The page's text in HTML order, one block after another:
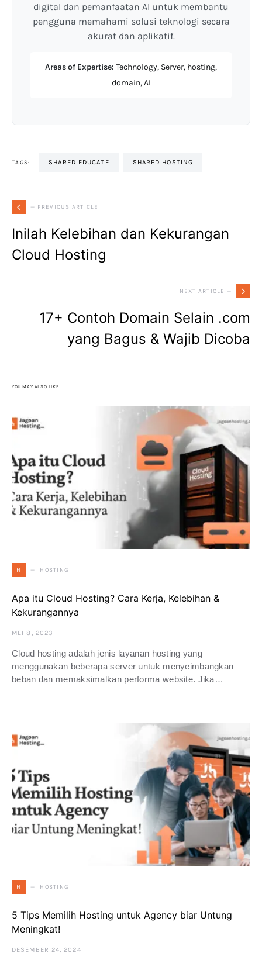
digital dan pemanfaatan AI untuk membantu
pengguna memahami solusi teknologi secara
akurat dan aplikatif.
Areas of Expertise: Technology, Server, hosting,
domain, AI
TAGS: SHARED EDUCATE SHARED HOSTING
— PREVIOUS ARTICLE
Inilah Kelebihan dan Kekurangan
Cloud Hosting
NEXT ARTICLE —
17+ Contoh Domain Selain .com
yang Bagus & Wajib Dicoba
YOU MAY ALSO LIKE
H HOSTING
Apa itu Cloud Hosting? Cara Kerja, Kelebihan &
Kekurangannya
MEI 8, 2023
Cloud hosting adalah jenis layanan hosting yang
menggunakan beberapa server untuk menyeimbangkan
beban dan memaksimalkan performa website. Jika…
H HOSTING
5 Tips Memilih Hosting untuk Agency biar Untung
Meningkat!
DESEMBER 24, 2024